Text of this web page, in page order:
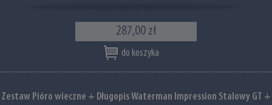
287,00 zł
do koszyka
Zestaw Pióro wieczne + Długopis Waterman Impression Stalowy GT +